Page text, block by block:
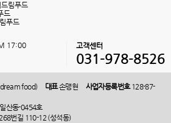
림푸드
드
푸드
17:00
고객센터
031-978-8526
food) 대표손맹현 사업자등록번호128-87-
산동-0454호
번길 110-12 (성석동)